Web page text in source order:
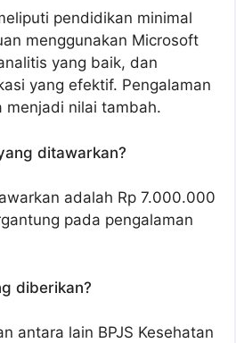
pendidikan minimal
menggunakan Microsoft
yang baik, dan
yang efektif. Pengalaman
menjadi nilai tambah.
ditawarkan?
adalah Rp 7.000.000
pada pengalaman
diberikan?
antara lain BPJS Kesehatan